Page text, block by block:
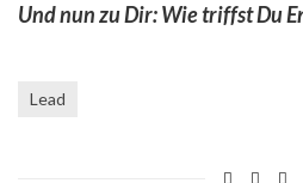
Und nun zu Dir: Wie triffst Du
Lead